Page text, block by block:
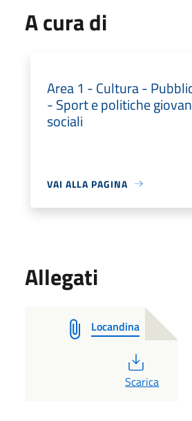
A cura di
Area 1 - Cultura -
- Sport e politiche
sociali
VAI ALLA PAGINA
Allegati
Locandina
PDF
Scarica